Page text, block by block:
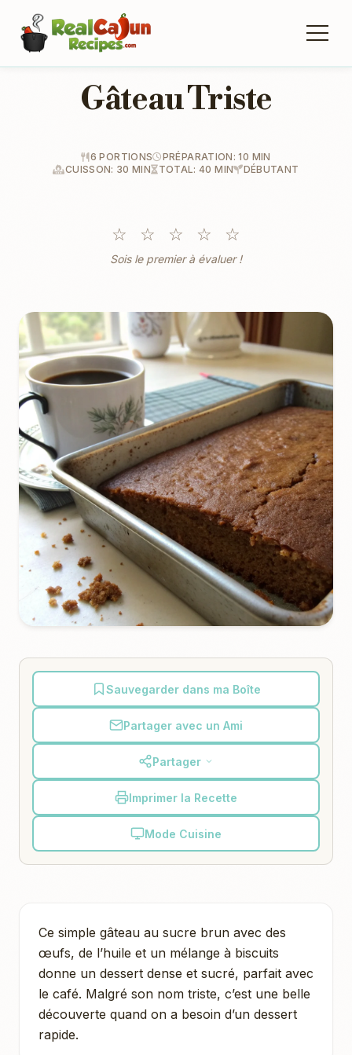
Gâteau Triste
6 PORTIONS
PRÉPARATION: 10 MIN
CUISSON: 30 MIN
TOTAL: 40 MIN DÉBUTANT
☆ ☆ ☆ ☆ ☆
Sois le premier à évaluer !
Sauvegarder dans ma Boîte
Partager avec un Ami
Partager
Imprimer la Recette
Mode Cuisine
Ce simple gâteau au sucre brun avec des
œufs, de l’huile et un mélange à biscuits
donne un dessert dense et sucré, parfait avec
le café. Malgré son nom triste, c’est une belle
découverte quand on a besoin d’un dessert
rapide.